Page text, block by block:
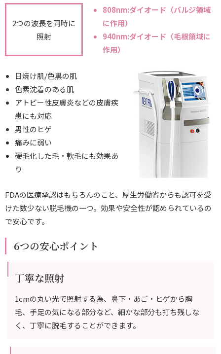
2つの波長を同時に
照射
808nm:ダイオード（バルジ領域
に作用）
940nm:ダイオード（毛根領域に
作用）
日焼け肌/色黒の肌
色素沈着のある肌
アトピー性皮膚炎などの皮膚疾
患にも対応
男性のヒゲ
痛みに弱い
硬毛化した毛・軟毛にも効果あ
り
FDAの医療承認はもちろんのこと、厚生労働省からも認可を受
けた数少ない脱毛機の一つ。効果や安全性が認められているの
で安心です。
6つの安心ポイント
丁寧な照射
1cmの丸い光で照射する為、鼻下・あご・ヒゲから胸
毛、手足の気になる部分など、細かな部分も打ち残しな
く、丁寧に脱毛することができます。